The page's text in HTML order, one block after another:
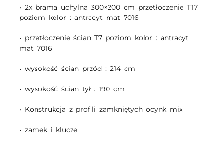
• 2x brama uchylna 300×200 cm przetłoczenie T17
poziom kolor : antracyt mat 7016
• przetłoczenie ścian T7 poziom kolor : antracyt
mat 7016
• wysokość ścian przód : 214 cm
• wysokość ścian tył : 190 cm
• Konstrukcja z profili zamkniętych ocynk mix
• zamek i klucze